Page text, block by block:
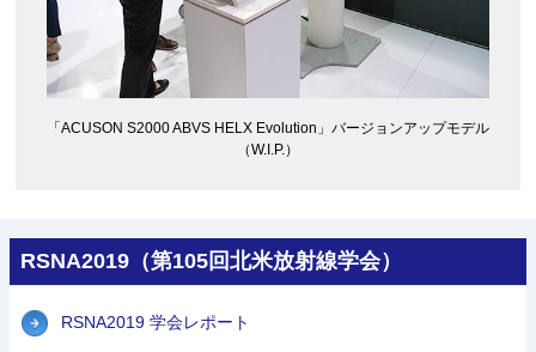
「ACUSON S2000 ABVS HELX Evolution」バージョンアップモデル
（W.I.P.）
RSNA2019（第105回北米放射線学会）
RSNA2019 学会レポート